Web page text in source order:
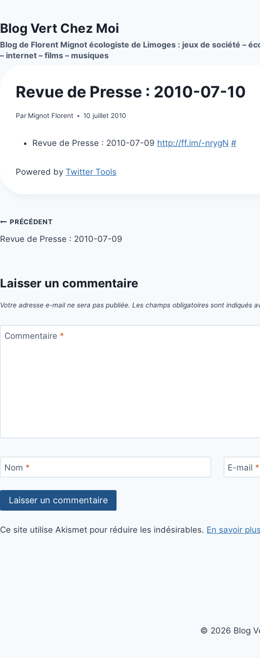
contenu
Blog Vert Chez Moi
Blog de Florent Mignot écologiste de Limoges : jeux de société –
– internet – films – musiques
Revue de Presse : 2010-07-10
Par Mignot Florent 10 juillet 2010
Revue de Presse : 2010-07-09 http://ff.im/-nrygN #
Powered by Twitter Tools
Navigation
de
PRÉCÉDENT
Revue de Presse : 2010-07-09
Laisser un commentaire
Votre adresse e-mail ne sera pas publiée. Les champs obligatoires sont indiqués
Commentaire *
Nom * E-mail *
Ce site utilise Akismet pour réduire les indésirables. En savoir
© 2026 Blog